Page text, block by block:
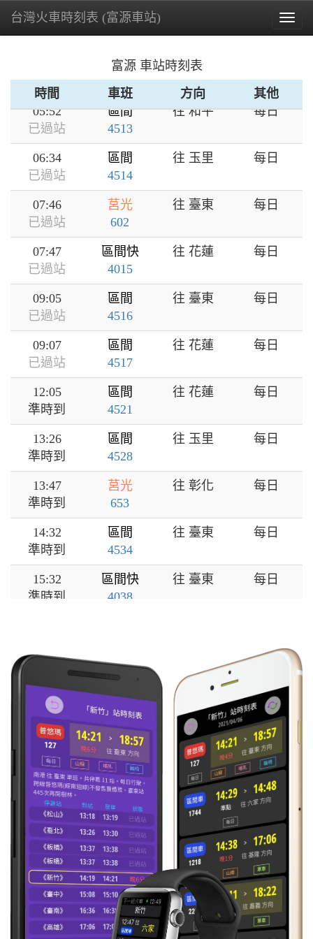
台灣火車時刻表 (富源車站)
富源 車站時刻表
時間
車班 方向
其他
05:52
已過站
區間
4513
往 和平 每日
06:34
已過站
區間
4514
往 玉里 每日
07:46
已過站
莒光
602
往 臺東 每日
07:47
已過站
區間快
4015
往 花蓮 每日
09:05
已過站
區間
4516
往 臺東 每日
09:07
已過站
區間
4517
往 花蓮 每日
12:05
準時到
區間
4521
往 花蓮 每日
13:26
準時到
區間
4528
往 玉里 每日
13:47
準時到
莒光
653
往 彰化 每日
14:32
準時到
區間
4534
往 臺東 每日
15:32
準時到
區間快
4038
往 臺東 每日
準時到
區間
往 花蓮
19:02
準時到
區間
4550
往 玉里
20:21
準時到
區間快
4041
往 樹林 每日
20:24
準時到
區間
4556
往 臺東
21:29
準時到
區間
4553
往 光復 每日
22:11
準時到
區間
4558
往 玉里 每日